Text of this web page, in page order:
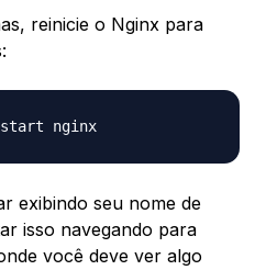
reinicie o Nginx para
exibindo seu nome de
isso navegando para
você deve ver algo